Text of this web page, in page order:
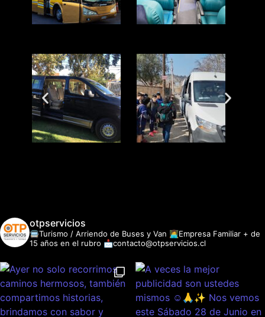
otpservicios
🚍Turismo / Arriendo de Buses y Van 👩‍💻Empresa Familiar + de
15 años en el rubro 📩contacto@otpservicios.cl